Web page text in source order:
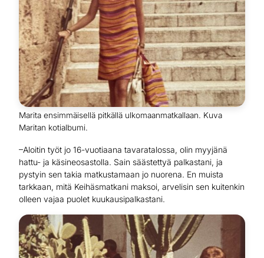
Marita ensimmäisellä pitkällä ulkomaanmatkallaan. Kuva
Maritan kotialbumi.
–Aloitin työt jo 16-vuotiaana tavaratalossa, olin myyjänä
hattu- ja käsineosastolla. Sain säästettyä palkastani, ja
pystyin sen takia matkustamaan jo nuorena. En muista
tarkkaan, mitä Keihäsmatkani maksoi, arvelisin sen kuitenkin
olleen vajaa puolet kuukausipalkastani.